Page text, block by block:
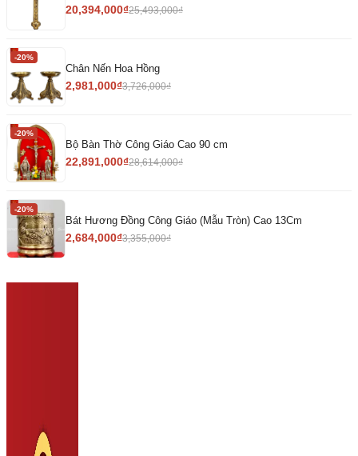
20,394,000₫25,493,000₫
-20%
Chân Nến Hoa Hồng
2,981,000₫3,726,000₫
-20%
Bộ Bàn Thờ Công Giáo Cao 90 cm
22,891,000₫28,614,000₫
-20%
Bát Hương Đồng Công Giáo (Mẫu Tròn) Cao 13Cm
2,684,000₫3,355,000₫